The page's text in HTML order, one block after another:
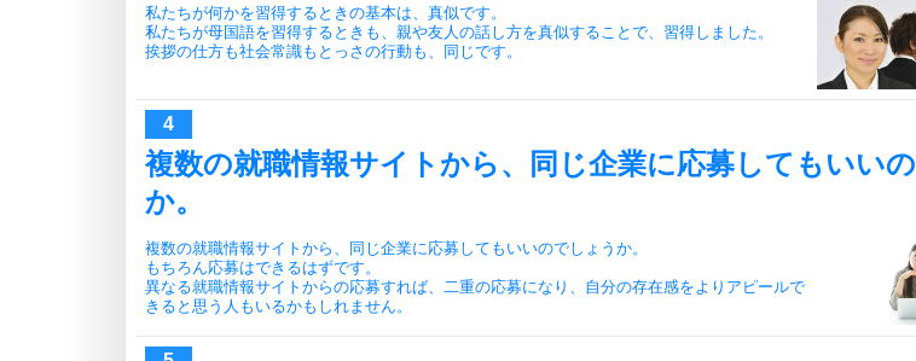
私たちが何かを習得するときの基本は、真似です。
私たちが母国語を習得するときも、親や友人の話し方を真似することで、習得しました。
挨拶の仕方も社会常識もとっさの行動も、同じです。
複数の就職情報サイトから、同じ企業に応募してもいいの
か。
複数の就職情報サイトから、同じ企業に応募してもいいのでしょうか。
もちろん応募はできるはずです。
異なる就職情報サイトからの応募すれば、二重の応募になり、自分の存在感をよりアピールで
きると思う人もいるかもしれません。